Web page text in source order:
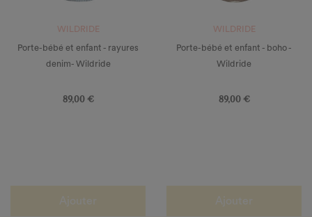
WILDRIDE
Porte-bébé et enfant - rayures
denim- Wildride
89,00 €
WILDRIDE
Porte-bébé et enfant - boho -
Wildride
89,00 €